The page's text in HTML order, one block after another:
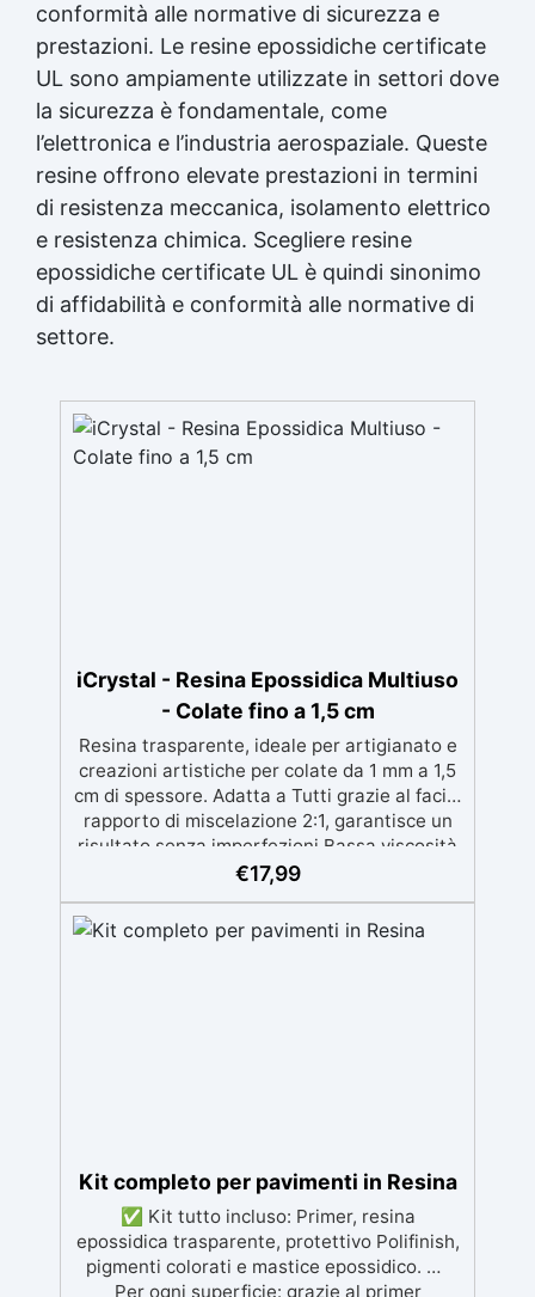
conformità alle normative di sicurezza e
prestazioni. Le resine epossidiche certificate
UL sono ampiamente utilizzate in settori dove
la sicurezza è fondamentale, come
l’elettronica e l’industria aerospaziale. Queste
resine offrono elevate prestazioni in termini
di resistenza meccanica, isolamento elettrico
e resistenza chimica. Scegliere resine
epossidiche certificate UL è quindi sinonimo
di affidabilità e conformità alle normative di
settore.
iCrystal - Resina Epossidica Multiuso
- Colate fino a 1,5 cm
Resina trasparente, ideale per artigianato e
creazioni artistiche per colate da 1 mm a 1,5
cm di spessore. Adatta a Tutti grazie al facile
rapporto di miscelazione 2:1, garantisce un
risultato senza imperfezioni Bassa viscosità
per colate senza bolle, compatibile con
materiali. Certificata post-catalisi atossica e
sicura per il contatto con la pelle, Bpa Free e
€17,99
Kit completo per pavimenti in Resina
✅ Kit tutto incluso: Primer, resina
epossidica trasparente, protettivo Polifinish,
pigmenti colorati e mastice epossidico. ✅
Per ogni superficie: grazie al primer